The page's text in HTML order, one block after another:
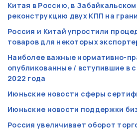
Китая в Россию, в
реконструкцию двух КПП на
Россия и Китай упростили
товаров для некоторых
Наиболее важные нормативно-
опубликованные / вступившие в
2022 года
Июньские новости сферы
Июньские новости поддержки
Россия увеличивает оборот